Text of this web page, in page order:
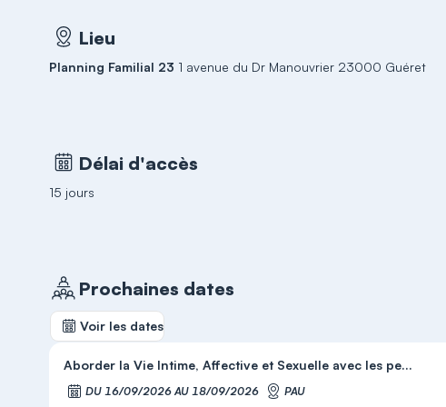
Lieu
Planning Familial 23 1 avenue du Dr Manouvrier 23000 Guéret
Délai d'accès
15 jours
Prochaines dates
Voir les dates
Aborder la Vie Intime, Affective et Sexuelle avec les pe...
DU 16/09/2026 AU 18/09/2026 PAU